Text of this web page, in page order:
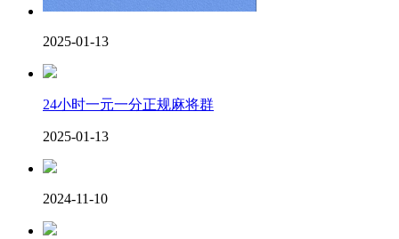
2025-01-13
24小时一元一分正规麻将群
2025-01-13
2024-11-10